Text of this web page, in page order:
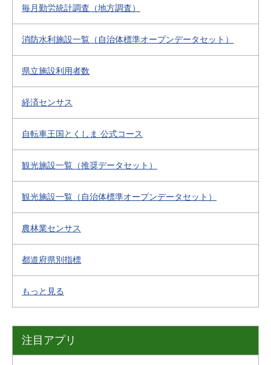
毎月勤労統計調査（地方調査）
消防水利施設一覧（自治体標準オープンデータセット）
県立施設利用者数
経済センサス
自転車王国とくしま 公式コース
観光施設一覧（推奨データセット）
観光施設一覧（自治体標準オープンデータセット）
農林業センサス
都道府県別指標
もっと見る
注目アプリ